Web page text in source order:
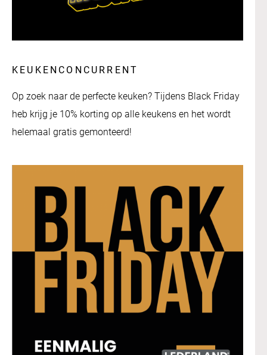
KEUKENCONCURRENT
Op zoek naar de perfecte keuken? Tijdens Black Friday
heb krijg je 10% korting op alle keukens en het wordt
helemaal gratis gemonteerd!